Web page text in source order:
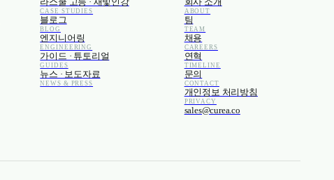
CASE STUDIES
블로그
BLOG
엔지니어링
ENGINEERING
가이드 · 튜토리얼
GUIDES
뉴스 · 보도자료
NEWS & PRESS
ABOUT
팀
TEAM
채용
CAREERS
연혁
TIMELINE
문의
CONTACT
개인정보 처리방침
PRIVACY
sales@curea.co